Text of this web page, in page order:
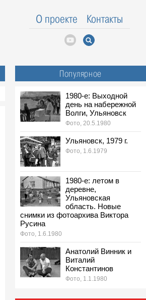
О проекте Контакты
Популярное
1980-е: Выходной
день на набережной
Волги, Ульяновск
Фото, 20.5.1980
Ульяновск, 1979 г.
Фото, 1.6.1979
1980-е: летом в
деревне,
Ульяновская
область. Новые
снимки из фотоархива Виктора
Русина
Фото, 1.6.1980
Анатолий Винник и
Виталий
Константинов
Фото, 1.1.1980